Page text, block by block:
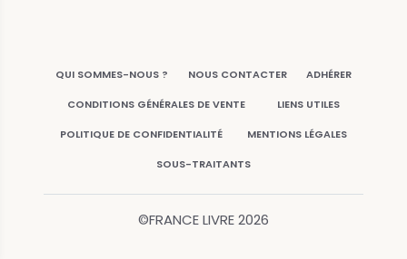
QUI SOMMES-NOUS ? NOUS CONTACTER ADHÉRER
CONDITIONS GÉNÉRALES DE VENTE LIENS UTILES
POLITIQUE DE CONFIDENTIALITÉ MENTIONS LÉGALES
SOUS-TRAITANTS
©FRANCE LIVRE2026